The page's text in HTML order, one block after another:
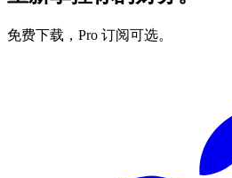
免费下载，Pro 订阅可选。